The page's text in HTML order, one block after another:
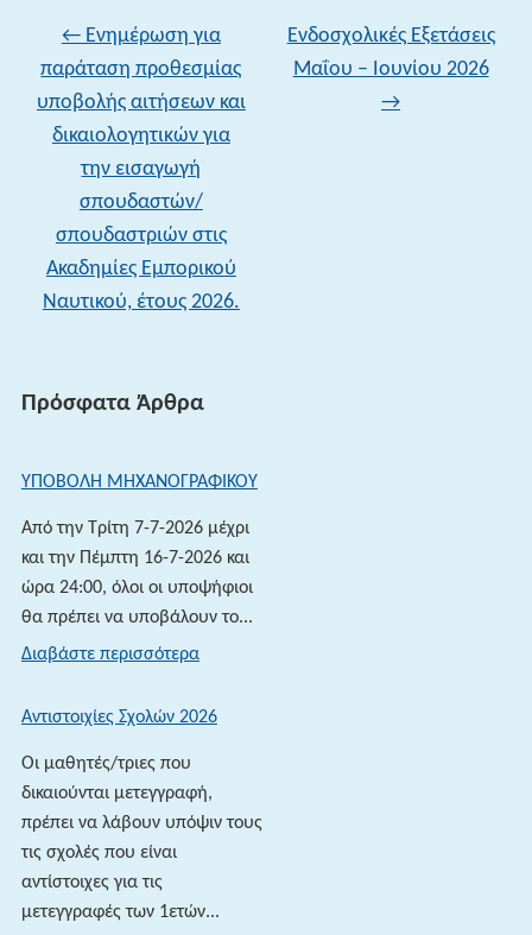
Πρόσφατα Άρθρα
ΥΠΟΒΟΛΗ ΜΗΧΑΝΟΓΡΑΦΙΚΟΥ
Από την Τρίτη 7-7-2026 μέχρι
και την Πέμπτη 16-7-2026 και
ώρα 24:00, όλοι οι υποψήφιοι
θα πρέπει να υποβάλουν το...
Διαβάστε περισσότερα:
ΜΗΧΑΝΟΓΡΑΦΙΚΟΥ
Αντιστοιχίες Σχολών 2026
Οι μαθητές/τριες που
δικαιούνται μετεγγραφή,
πρέπει να λάβουν υπόψιν τους
τις σχολές που είναι
αντίστοιχες για τις
μετεγγραφές των 1ετών...
←Ενημέρωση για
παράταση προθεσμίας
υποβολής αιτήσεων και
δικαιολογητικών για
την εισαγωγή
σπουδαστών/
σπουδαστριών στις
Ακαδημίες Εμπορικού
Ναυτικού, έτους 2026.
Ενδοσχολικές Εξετάσεις
Μαΐου – Ιουνίου 2026
→